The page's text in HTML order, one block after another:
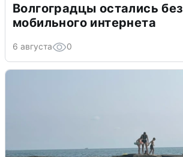
Волгоградцы остались без
мобильного интернета
6 августа 0